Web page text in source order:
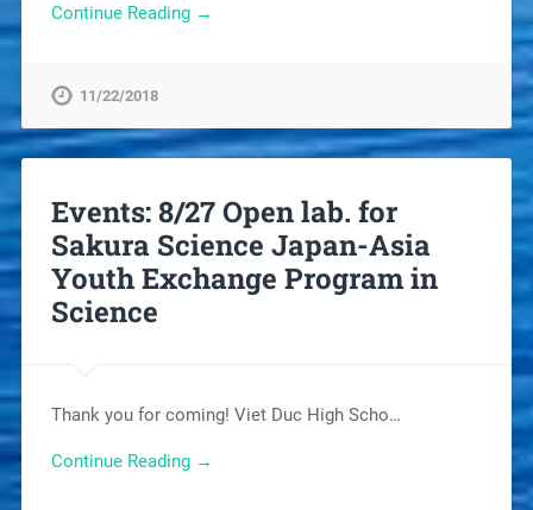
Continue Reading →
11/22/2018
Events: 8/27 Open lab. for
Sakura Science Japan-Asia
Youth Exchange Program in
Science
Thank you for coming! Viet Duc High Scho…
Continue Reading →